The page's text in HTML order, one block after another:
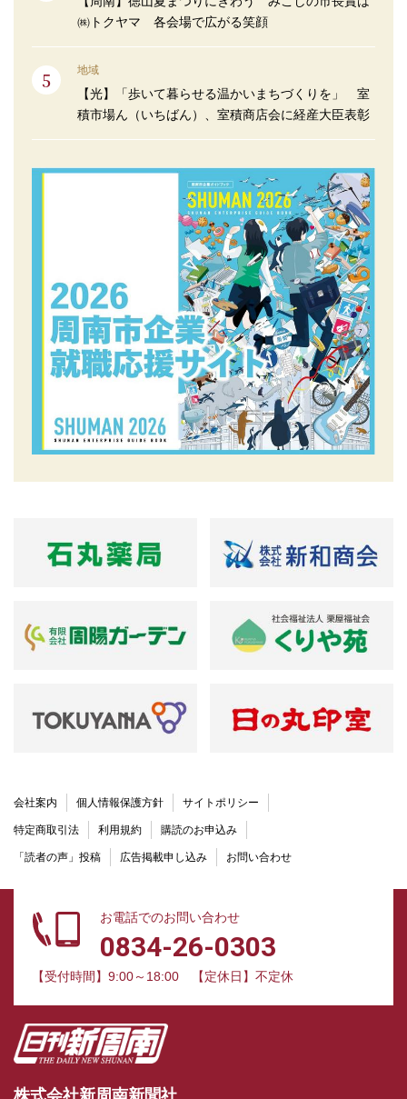
㈱トクヤマ 各会場で広がる笑顔
地域
【光】「歩いて暮らせる温かいまちづくりを」 室
積市場ん（いちばん）、室積商店会に経産大臣表彰
会社案内 個人情報保護方針 サイトポリシー
特定商取引法 利用規約 購読のお申込み
「読者の声」投稿 広告掲載申し込み お問い合わせ
お電話でのお問い合わせ
0834-26-0303
【受付時間】9:00～18:00 【定休日】不定休
株式会社新周南新聞社